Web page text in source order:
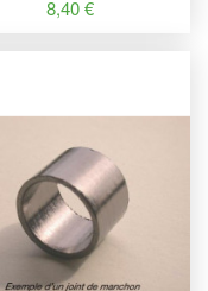
BIHR 57mm
8,40 €